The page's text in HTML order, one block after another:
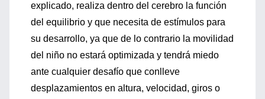
explicado, realiza dentro del cerebro la función
del equilibrio y que necesita de estímulos para
su desarrollo, ya que de lo contrario la movilidad
del niño no estará optimizada y tendrá miedo
ante cualquier desafío que conlleve
desplazamientos en altura, velocidad, giros o